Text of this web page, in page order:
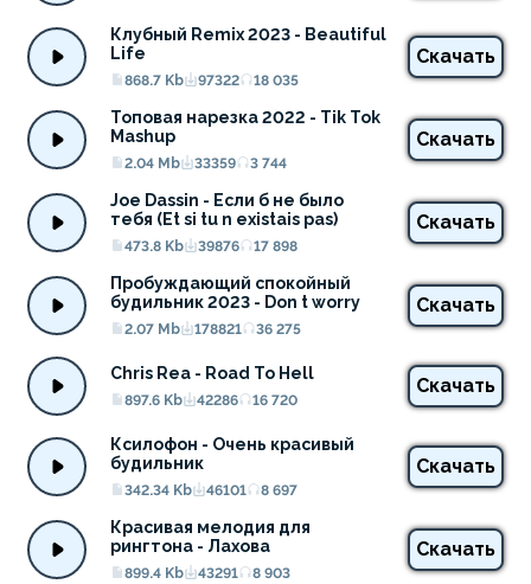
Клубный Remix 2023 - Beautiful
Life
868.7 Kb 97322 18 035
Скачать
Топовая нарезка 2022 - Tik Tok
Mashup
2.04 Mb 33359 3 744
Скачать
Joe Dassin - Если б не было
тебя (Et si tu n existais pas)
473.8 Kb 39876 17 898
Скачать
Пробуждающий спокойный
будильник 2023 - Don t worry
2.07 Mb 178821 36 275
Скачать
Chris Rea - Road To Hell
897.6 Kb 42286 16 720
Скачать
Ксилофон - Очень красивый
будильник
342.34 Kb 46101 8 697
Скачать
Красивая мелодия для
рингтона - Лахова
899.4 Kb 43291 8 903
Скачать